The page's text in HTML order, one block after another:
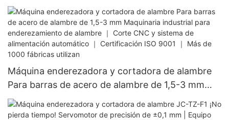
Formación de alambre de acero inoxidable |
Aprobación CE | Instalación gratuita
Máquina enderezadora y cortadora de alambre
Para barras de acero de alambre de 1,5-3 mm
Maquinaria industrial para enderezamiento de
alambre ｜ Corte CNC y sistema de alimentación